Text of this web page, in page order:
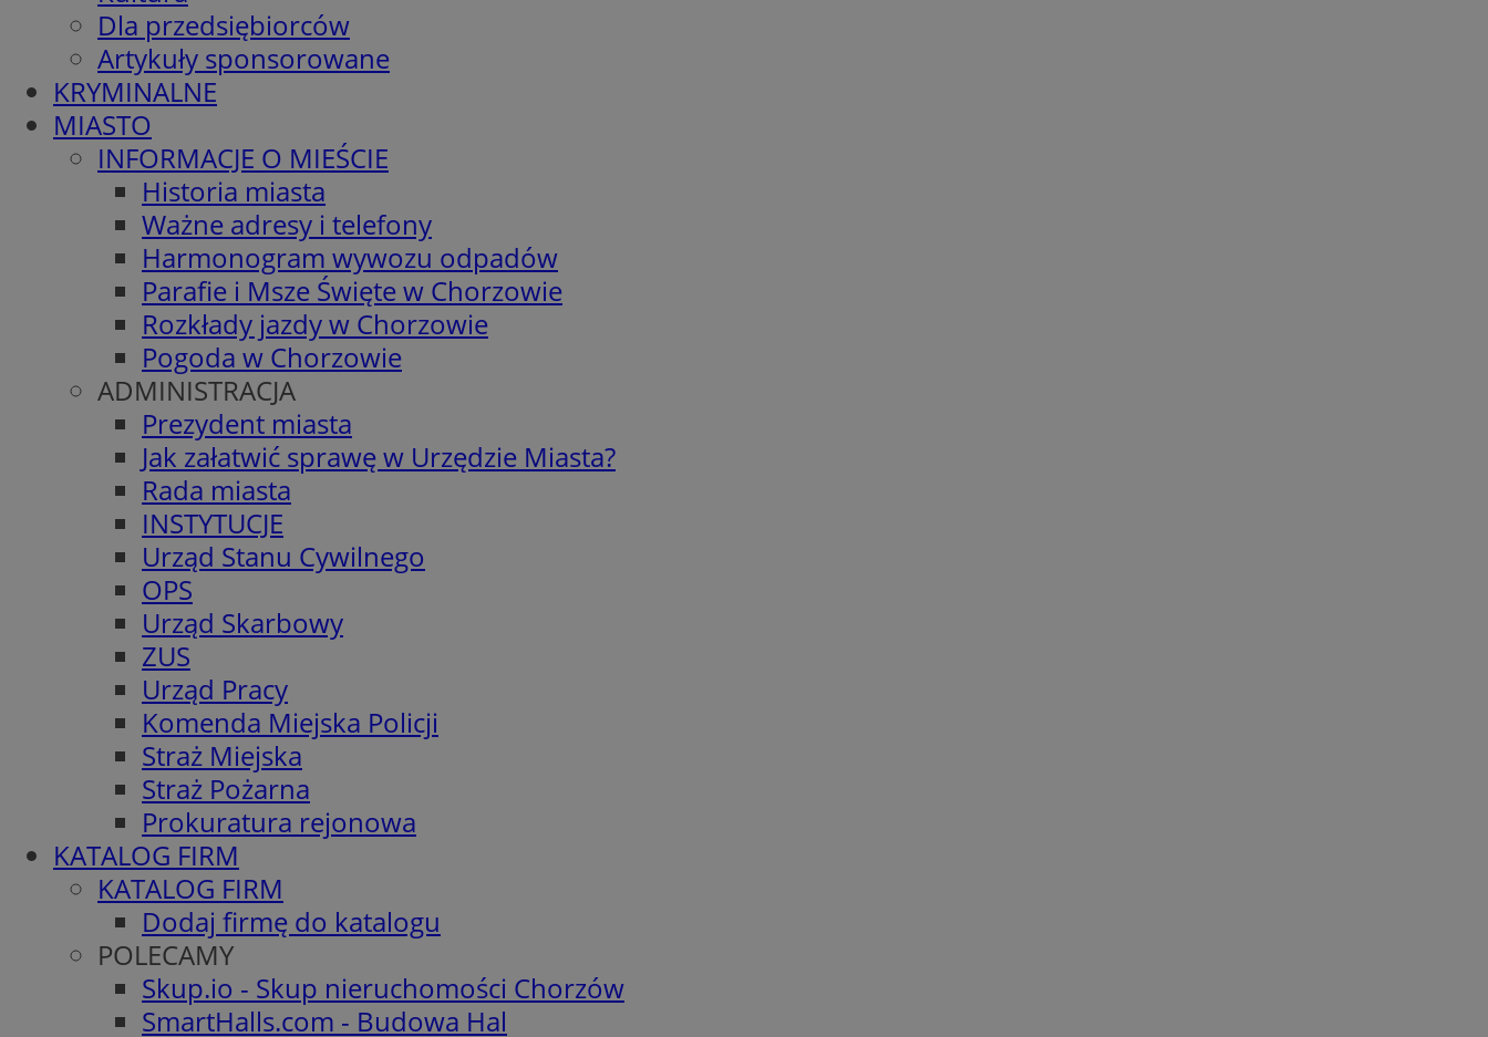
Dla przedsiębiorców
Artykuły sponsorowane
KRYMINALNE
MIASTO
INFORMACJE O MIEŚCIE
Historia miasta
Ważne adresy i telefony
Harmonogram wywozu odpadów
Parafie i Msze Święte w Chorzowie
Rozkłady jazdy w Chorzowie
Pogoda w Chorzowie
ADMINISTRACJA
Prezydent miasta
Jak załatwić sprawę w Urzędzie Miasta?
Rada miasta
INSTYTUCJE
Urząd Stanu Cywilnego
OPS
Urząd Skarbowy
ZUS
Urząd Pracy
Komenda Miejska Policji
Straż Miejska
Straż Pożarna
Prokuratura rejonowa
KATALOG FIRM
KATALOG FIRM
Dodaj firmę do katalogu
POLECAMY
Skup.io - Skup nieruchomości Chorzów
SmartHalls.com - Budowa Hal